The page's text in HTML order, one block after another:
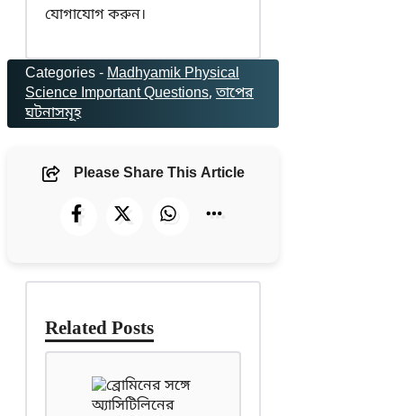
যোগাযোগ করুন।
Categories -Madhyamik Physical
Science Important Questions, তাপের
ঘটনাসমূহ
Please Share This Article
Related Posts